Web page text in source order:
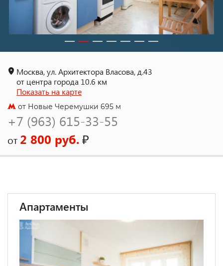
Москва, ул. Архитектора Власова, д.43
от центра города 10.6 км
Показать на карте
от Новые Черемушки 695 м
+7 (963) 615-33-55
от 2 800 руб.₽
Апартаменты